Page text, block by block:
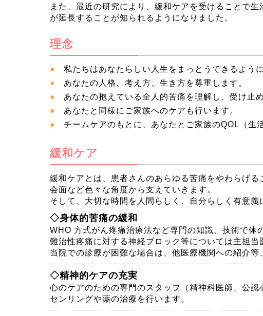
また、最近の研究により、緩和ケアを受けることで
が延長することが知られるようになりました。
理念
私たちはあなたらしい人生をまっとうできるよう
あなたの人格、考え方、生き方を尊重します。
あなたの抱えている全人的苦痛を理解し、受け止
あなたと同様にご家族へのケアも行います。
チームケアのもとに、あなたとご家族のQOL（生
緩和ケア
緩和ケアとは、患者さんのあらゆる苦痛をやわらげ
会面など色々な角度から支えていきます。
そして、大切な時間を人間らしく、自分らしく有意
◇身体的苦痛の緩和
WHO 方式がん疼痛治療法など専門の知識、技術で体
難治性疼痛に対する神経ブロック等については主担
当院での診療が困難な場合は、他医療機関への紹介等
◇精神的ケアの充実
心のケアのための専門のスタッフ（精神科医師、公
センリングや薬の治療を行います。